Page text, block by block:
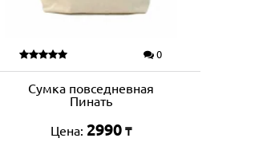
0
Сумка повседневная
Пинать
Цена: 2990 ₸